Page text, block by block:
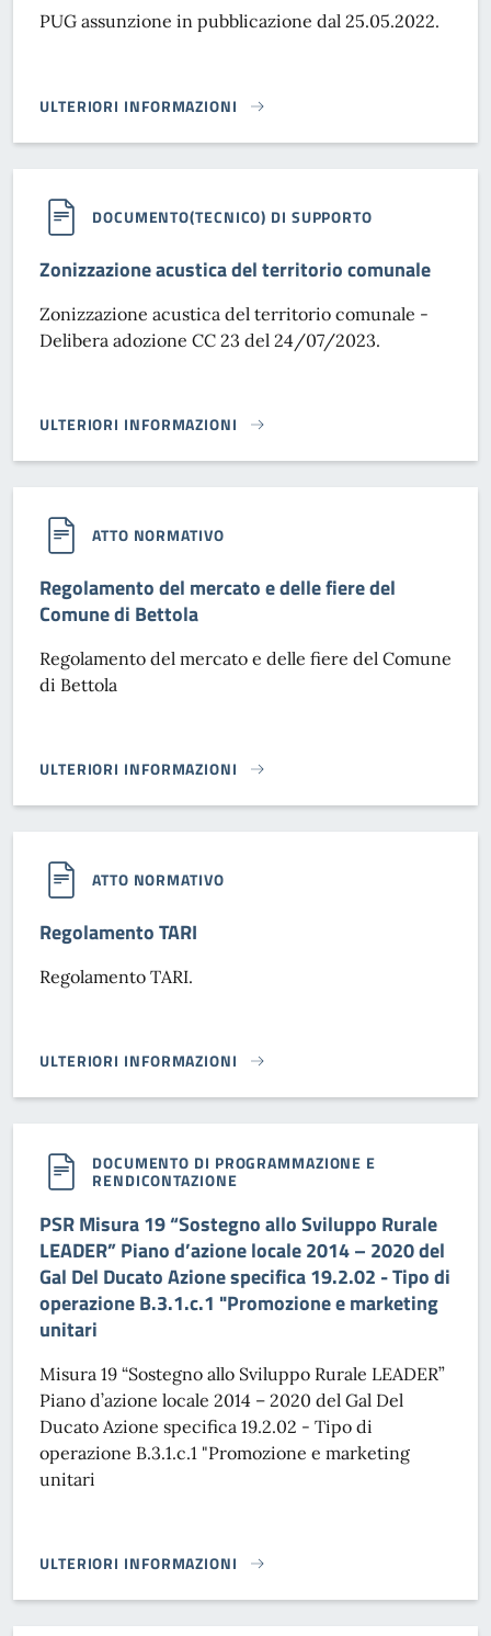
PUG assunzione in pubblicazione dal 25.05.2022.
ULTERIORI INFORMAZIONI
PUG ASSUNZIONE IN PUBBLICAZIONE DAL 25.05.2022}
DOCUMENTO(TECNICO) DI SUPPORTO
Zonizzazione acustica del territorio comunale
Zonizzazione acustica del territorio comunale -
Delibera adozione CC 23 del 24/07/2023.
ULTERIORI INFORMAZIONI
ZONIZZAZIONE ACUSTICA DEL TERRITORIO COMUNALE}
ATTO NORMATIVO
Regolamento del mercato e delle fiere del
Comune di Bettola
Regolamento del mercato e delle fiere del Comune
di Bettola
ULTERIORI INFORMAZIONI
REGOLAMENTO DEL MERCATO E DELLE FIERE DEL
ATTO NORMATIVO
Regolamento TARI
Regolamento TARI.
ULTERIORI INFORMAZIONI
REGOLAMENTO TARI}
DOCUMENTO DI PROGRAMMAZIONE E
RENDICONTAZIONE
PSR Misura 19 “Sostegno allo Sviluppo Rurale
LEADER” Piano d’azione locale 2014 – 2020 del
Gal Del Ducato Azione specifica 19.2.02 - Tipo di
operazione B.3.1.c.1 "Promozione e marketing
unitari
Misura 19 “Sostegno allo Sviluppo Rurale LEADER”
Piano d’azione locale 2014 – 2020 del Gal Del
Ducato Azione specifica 19.2.02 - Tipo di
operazione B.3.1.c.1 "Promozione e marketing
unitari
ULTERIORI INFORMAZIONI
PSR MISURA 19 “SOSTEGNO ALLO SVILUPPO RURALE